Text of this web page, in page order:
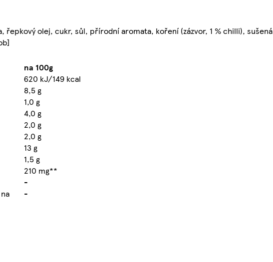
řepkový olej, cukr, sůl, přírodní aromata, koření (zázvor, 1 % chilli), sušená
na 100g
620 kJ/149 kcal
8,5 g
1,0 g
4,0 g
2,0 g
2,0 g
13 g
1,5 g
210 mg**
-
-